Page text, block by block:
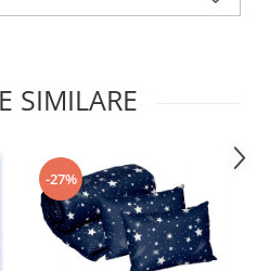
SIMILARE
-27%